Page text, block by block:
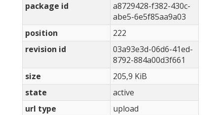
package id
a8729428-f382-430c-
abe5-6e5f85aa9a03
position
222
revision id
03a93e3d-06d6-41ed-
8792-884a00d3f661
size
205,9 KiB
state
active
url type
upload